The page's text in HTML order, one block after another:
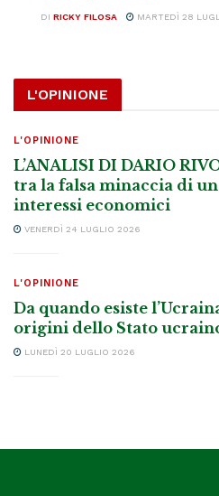
DI RICKY FILOSA MARTEDÌ 28
L'OPINIONE
L'OPINIONE
L’ANALISI DI DARIO
tra la falsa minaccia di
interessi economici
VENERDÌ 24 LUGLIO 2026
L'OPINIONE
Da quando esiste
origini dello Stato
LUNEDÌ 20 LUGLIO 2026